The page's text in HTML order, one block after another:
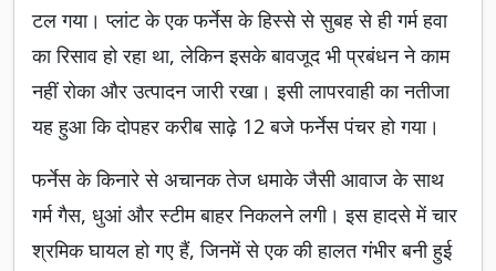
टल गया। प्लांट के एक फर्नेस के हिस्से से सुबह से ही गर्म हवा
का रिसाव हो रहा था, लेकिन इसके बावजूद भी प्रबंधन ने काम
नहीं रोका और उत्पादन जारी रखा। इसी लापरवाही का नतीजा
यह हुआ कि दोपहर करीब साढ़े 12 बजे फर्नेस पंचर हो गया।
फर्नेस के किनारे से अचानक तेज धमाके जैसी आवाज के साथ
गर्म गैस, धुआं और स्टीम बाहर निकलने लगी। इस हादसे में चार
श्रमिक घायल हो गए हैं, जिनमें से एक की हालत गंभीर बनी हुई